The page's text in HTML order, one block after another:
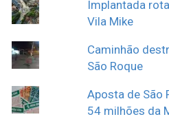
Implantada
Vila Mike
Caminhão
São Roque
Aposta de São
54 milhões da